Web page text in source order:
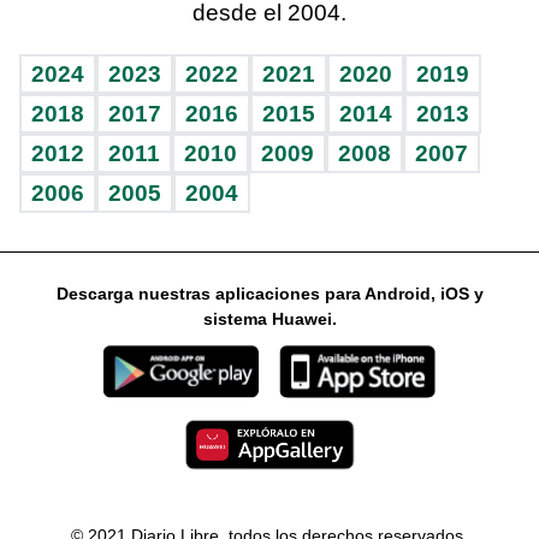
Vida y familia
Eñe
Celebrando la vida
Sin complejos
En pocas palabras
Escuchando al corazón
Economía Personal
Consulta Libre
BRV
TBT Deportivo
Ágora
Guía del dinero
Horóscopos
desde el 2004.
2024 2023 2022 2021 2020
2019
2018
2017 2016 2015 2014
2013
2012
2011 2010 2009 2008
2007
2006
2005 2004
Descarga nuestras aplicaciones para Android, iOS y
sistema Huawei.